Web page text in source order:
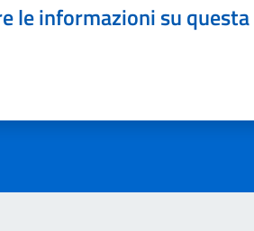
le informazioni su questa